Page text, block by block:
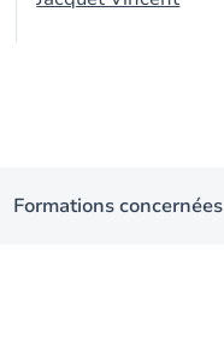
Formations concernées